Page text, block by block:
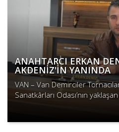
ANAHTARCI ERKAN
AKDENİZ'İN YANINDA
VAN – Van Demirciler
Sanatkârları Odası’nın